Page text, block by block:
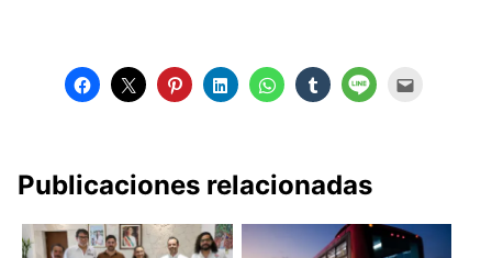
Publicaciones relacionadas